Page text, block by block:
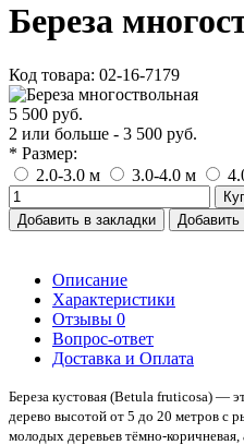
Береза
Код товара: 02-16-7179
5 500 руб.
2 или больше - 3 500 руб.
* Размер:
2.0-3.0 м
3.0-4.0 м
Добавить в закладки
Описание
Характеристики
Отзывы 0
Вопрос-ответ
Доставка и Оплата
Береза кустовая (Betula fruticosa) —
дерево высотой от 5 до 20 метров с
молодых деревьев тёмно-коричневая,